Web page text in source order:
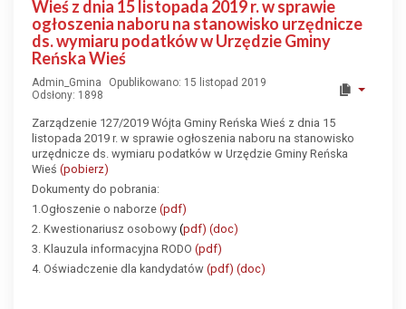
Wieś z dnia 15 listopada 2019 r. w sprawie
ogłoszenia naboru na stanowisko urzędnicze
ds. wymiaru podatków w Urzędzie Gminy
Reńska Wieś
Admin_Gmina
Opublikowano: 15 listopad 2019
Odsłony: 1898
Zarządzenie 127/2019 Wójta Gminy Reńska Wieś z dnia 15
listopada 2019 r. w sprawie ogłoszenia naboru na stanowisko
urzędnicze ds. wymiaru podatków w Urzędzie Gminy Reńska
Wieś (pobierz)
Dokumenty do pobrania:
1.Ogłoszenie o naborze (pdf)
2. Kwestionariusz osobowy (pdf) (doc)
3. Klauzula informacyjna RODO (pdf)
4. Oświadczenie dla kandydatów (pdf) (doc)